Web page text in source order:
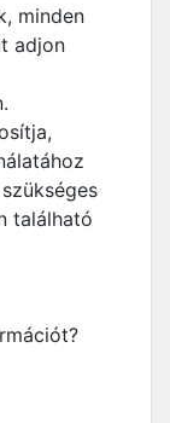
minden
adjon
található